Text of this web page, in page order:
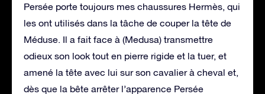
Persée porte toujours mes chaussures Hermès, qui
les ont utilisés dans la tâche de couper la tête de
Méduse. Il a fait face à (Medusa) transmettre
odieux son look tout en pierre rigide et la tuer, et
amené la tête avec lui sur son cavalier à cheval et,
dès que la bête arrêter l’apparence Persée